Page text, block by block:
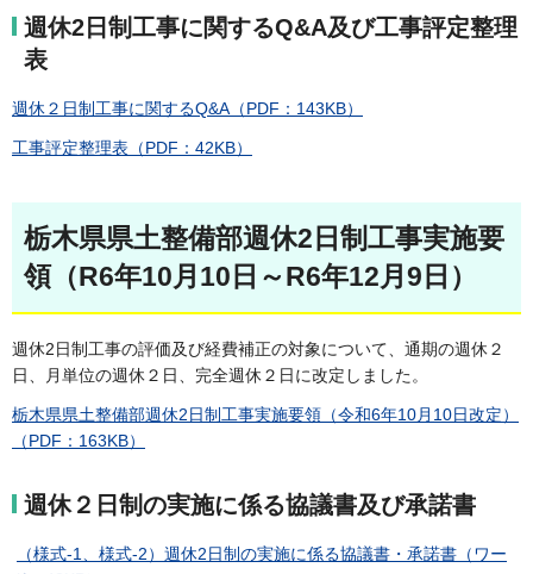
週休2日制工事に関するQ&A及び工事評定整理
表
週休２日制工事に関するQ&A（PDF：143KB）
工事評定整理表（PDF：42KB）
栃木県県土整備部週休2日制工事実施要
領（R6年10月10日～R6年12月9日）
週休2日制工事の評価及び経費補正の対象について、通期の週休２
日、月単位の週休２日、完全週休２日に改定しました。
栃木県県土整備部週休2日制工事実施要領（令和6年10月10日改定）
（PDF：163KB）
週休２日制の実施に係る協議書及び承諾書
（様式-1、様式-2）週休2日制の実施に係る協議書・承諾書（ワー